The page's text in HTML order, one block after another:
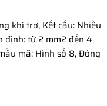
khí trơ, Kết cấu: Nhiều
định: từ 2 mm2 đến 4
mã: Hình số 8, Đóng